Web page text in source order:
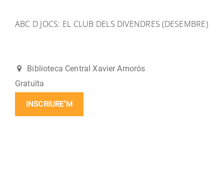
ABC D JOCS: EL CLUB DELS DIVENDRES (DESEMBRE)
Biblioteca Central Xavier Amorós
Gratuïta
INSCRIURE’M